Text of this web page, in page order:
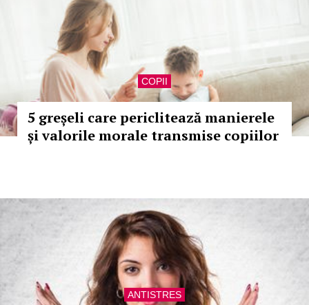
COPII
5 greșeli care periclitează manierele
și valorile morale transmise copiilor
ANTISTRES